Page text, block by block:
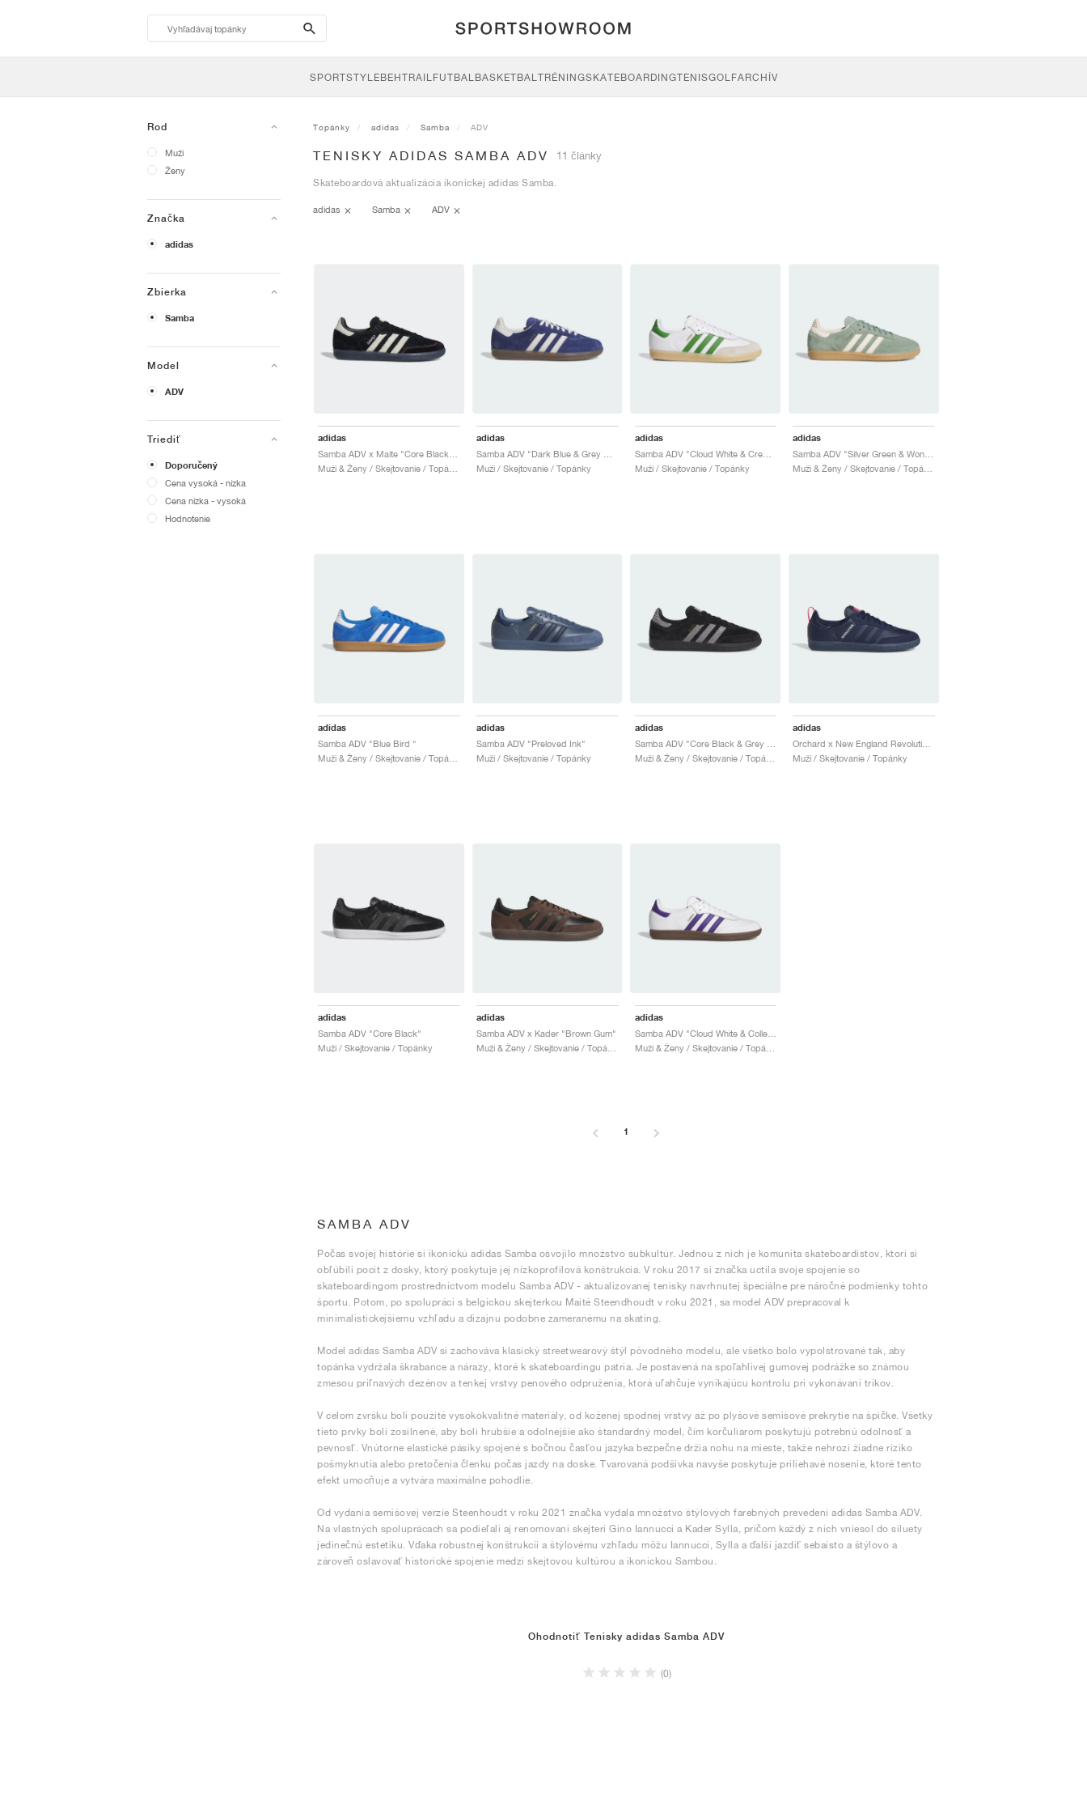
search-
btn
SPORTSTYLEBEHTRAILFUTBALBASKETBALTRÉNINGSKATEBOARDINGTENISGOLFARCHÍV
Rod
Muži
Ženy
Značka
adidas
Zbierka
Samba
Model
ADV
Triediť
Doporučený
Cena vysoká - nízka
Cena nízka - vysoká
Hodnotenie
Topánky adidas Samba ADV
TENISKY ADIDAS SAMBA ADV 11 články
Skateboardová aktualizácia ikonickej adidas Samba.
adidas Samba ADV
adidas adidas
Muži / Skejtovanie / Topánky
adidas
Samba ADV "Cloud White & Crew Green"
Muži / Skejtovanie / Topánky
adidas
adidas
Samba ADV "Blue Bird "
adidas
Samba ADV "Preloved Ink"
Muži / Skejtovanie / Topánky
adidas adidas
Muži / Skejtovanie / Topánky
adidas
Samba ADV "Core Black"
Muži / Skejtovanie / Topánky
adidas
Samba ADV x Kader "Brown Gum"
adidas
Samba ADV "Cloud White & Collegiate Purple"
1
SAMBA ADV
Počas svojej histórie si ikonickú adidas Samba osvojilo množstvo subkultúr. Jednou z nich je komunita skateboardistov, ktorí si
obľúbili pocit z dosky, ktorý poskytuje jej nízkoprofilová konštrukcia. V roku 2017 si značka uctila svoje spojenie so
skateboardingom prostredníctvom modelu Samba ADV - aktualizovanej tenisky navrhnutej špeciálne pre náročné podmienky tohto
športu. Potom, po spolupráci s belgickou skejterkou Maité Steendhoudt v roku 2021, sa model ADV prepracoval k
minimalistickejšiemu vzhľadu a dizajnu podobne zameranému na skating.
Model adidas Samba ADV si zachováva klasický streetwearový štýl pôvodného modelu, ale všetko bolo vypolstrované tak, aby
topánka vydržala škrabance a nárazy, ktoré k skateboardingu patria. Je postavená na spoľahlivej gumovej podrážke so známou
zmesou priľnavých dezénov a tenkej vrstvy penového odpruženia, ktorá uľahčuje vynikajúcu kontrolu pri vykonávaní trikov.
V celom zvršku boli použité vysokokvalitné materiály, od koženej spodnej vrstvy až po plyšové semišové prekrytie na špičke. Všetky
tieto prvky boli zosilnené, aby boli hrubšie a odolnejšie ako štandardný model, čím korčuliarom poskytujú potrebnú odolnosť a
pevnosť. Vnútorne elastické pásiky spojené s bočnou časťou jazyka bezpečne držia nohu na mieste, takže nehrozí žiadne riziko
pošmyknutia alebo pretočenia členku počas jazdy na doske. Tvarovaná podšívka navyše poskytuje priliehavé nosenie, ktoré tento
efekt umocňuje a vytvára maximálne pohodlie.
Od vydania semišovej verzie Steenhoudt v roku 2021 značka vydala množstvo štýlových farebných prevedení adidas Samba ADV.
Na vlastných spoluprácach sa podieľali aj renomovaní skejteri Gino Iannucci a Kader Sylla, pričom každý z nich vniesol do siluety
jedinečnú estetiku. Vďaka robustnej konštrukcii a štýlovému vzhľadu môžu Iannucci, Sylla a ďalší jazdiť sebaisto a štýlovo a
zároveň oslavovať historické spojenie medzi skejtovou kultúrou a ikonickou Sambou.
Ohodnotiť Tenisky adidas Samba ADV
(0)